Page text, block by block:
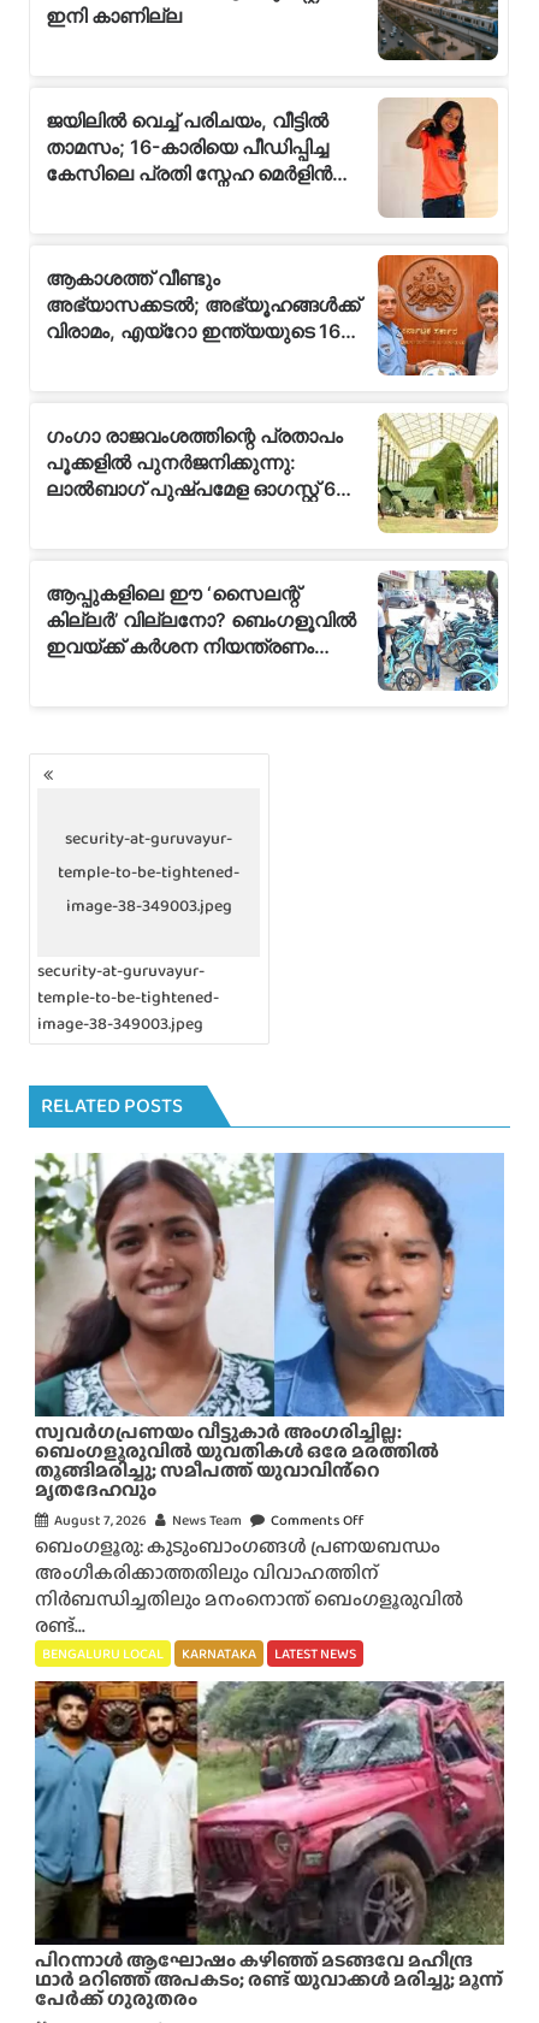
P
g
a
t
i
o
n
security-at-guruvayur-
temple-to-be-tightened-
image-38-349003.jpeg
security-at-guruvayur-
temple-to-be-tightened-
image-38-349003.jpeg
RELATED POSTS
സ്വവർഗപ്രണയം വീട്ടുകാർ അംഗരിച്ചില്ല:
ബെംഗളൂരുവിൽ യുവതികൾ ഒരേ മരത്തിൽ
തൂങ്ങിമരിച്ചു; സമീപത്ത് യുവാവിൻ്റെ
മൃതദേഹവും
August 7, 2026 News Team Comments Off
n
സ്വ
വ
പ്ര
ണ
യം
വീ
ട്ടു
കാ
ർ
അം
ഗ
രി
ച്ചി
ല്ല
ബെംഗളൂരു: കുടുംബാംഗങ്ങൾ പ്രണയബന്ധം
അംഗീകരിക്കാത്തതിലും വിവാഹത്തിന്
നിർബന്ധിച്ചതിലും മനംനൊന്ത് ബെംഗളൂരുവിൽ
രണ്ട്...
BENGALURU LOCAL KARNATAKA LATEST NEWS
പിറന്നാൾ ആഘോഷം കഴിഞ്ഞ് മടങ്ങവേ മഹീന്ദ്ര
ഥാർ മറിഞ്ഞ് അപകടം; രണ്ട് യുവാക്കൾ മരിച്ചു; മൂന്ന്
പേർക്ക് ഗുരുതരം